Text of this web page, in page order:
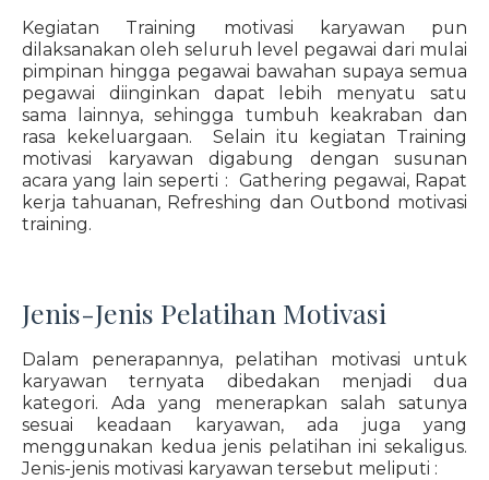
Kegiatan Training motivasi karyawan pun
dilaksanakan oleh seluruh level pegawai dari mulai
pimpinan hingga pegawai bawahan supaya semua
pegawai diinginkan dapat lebih menyatu satu
sama lainnya, sehingga tumbuh keakraban dan
rasa kekeluargaan. Selain itu kegiatan Training
motivasi karyawan digabung dengan susunan
acara yang lain seperti : Gathering pegawai, Rapat
kerja tahuanan, Refreshing dan Outbond motivasi
training.
Jenis-Jenis Pelatihan Motivasi
Dalam penerapannya, pelatihan motivasi untuk
karyawan ternyata dibedakan menjadi dua
kategori. Ada yang menerapkan salah satunya
sesuai keadaan karyawan, ada juga yang
menggunakan kedua jenis pelatihan ini sekaligus.
Jenis-jenis motivasi karyawan tersebut meliputi :